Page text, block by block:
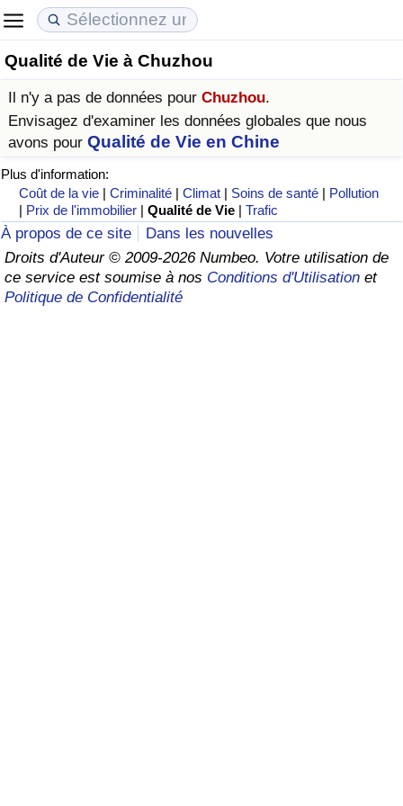
Qualité de Vie à Chuzhou
Il n'y a pas de données pour Chuzhou.
Envisagez d'examiner les données globales que nous
avons pour Qualité de Vie en Chine
Plus d'information:
Coût de la vie |Criminalité |Climat | Soins de santé | Pollution
| Prix de l'immobilier |Qualité de Vie |Trafic
À propos de ce site
Dans les nouvelles
Droits d'Auteur © 2009-2026 Numbeo. Votre utilisation de
ce service est soumise à nos Conditions d'Utilisation et
Politique de Confidentialité
Coût de la vie
Indice du Coût de la Vie (Actuel)
Indice du Coût de la Vie
Indice du coût de la vie par pays
à Akaba
Prix de l'immobilier
Indice des Prix de l'immobilier (Actuel)
Indice des Prix de l'immobilier
Indice des Prix de l'immobilier par Pays
Qualité de Vie
Indice de Qualité de Vie
Indice de Qualité de Vie (Actuel)
Indice de qualité de vie par pays
Criminalité
Indice de Criminalité (Actuel)